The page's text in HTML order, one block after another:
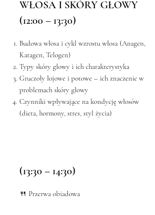
WŁOSA I SKÓRY GŁOWY
(12:00 – 13:30)
Budowa włosa i cykl wzrostu włosa (Anagen,
Katagen, Telogen)
Typy skóry głowy i ich charakterystyka
Gruczoły łojowe i potowe – ich znaczenie w
problemach skóry głowy
Czynniki wpływające na kondycję włosów
(dieta, hormony, stres, styl życia)
(13:30 – 14:30)
🍴 Przerwa obiadowa